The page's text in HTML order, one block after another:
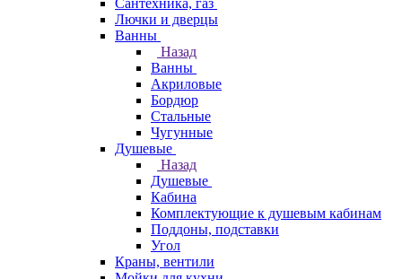
Сантехника, газ
Лючки и дверцы
Ванны
Назад
Ванны
Акриловые
Бордюр
Стальные
Чугунные
Душевые
Назад
Душевые
Кабина
Комплектующие к душевым кабинам
Поддоны, подставки
Угол
Краны, вентили